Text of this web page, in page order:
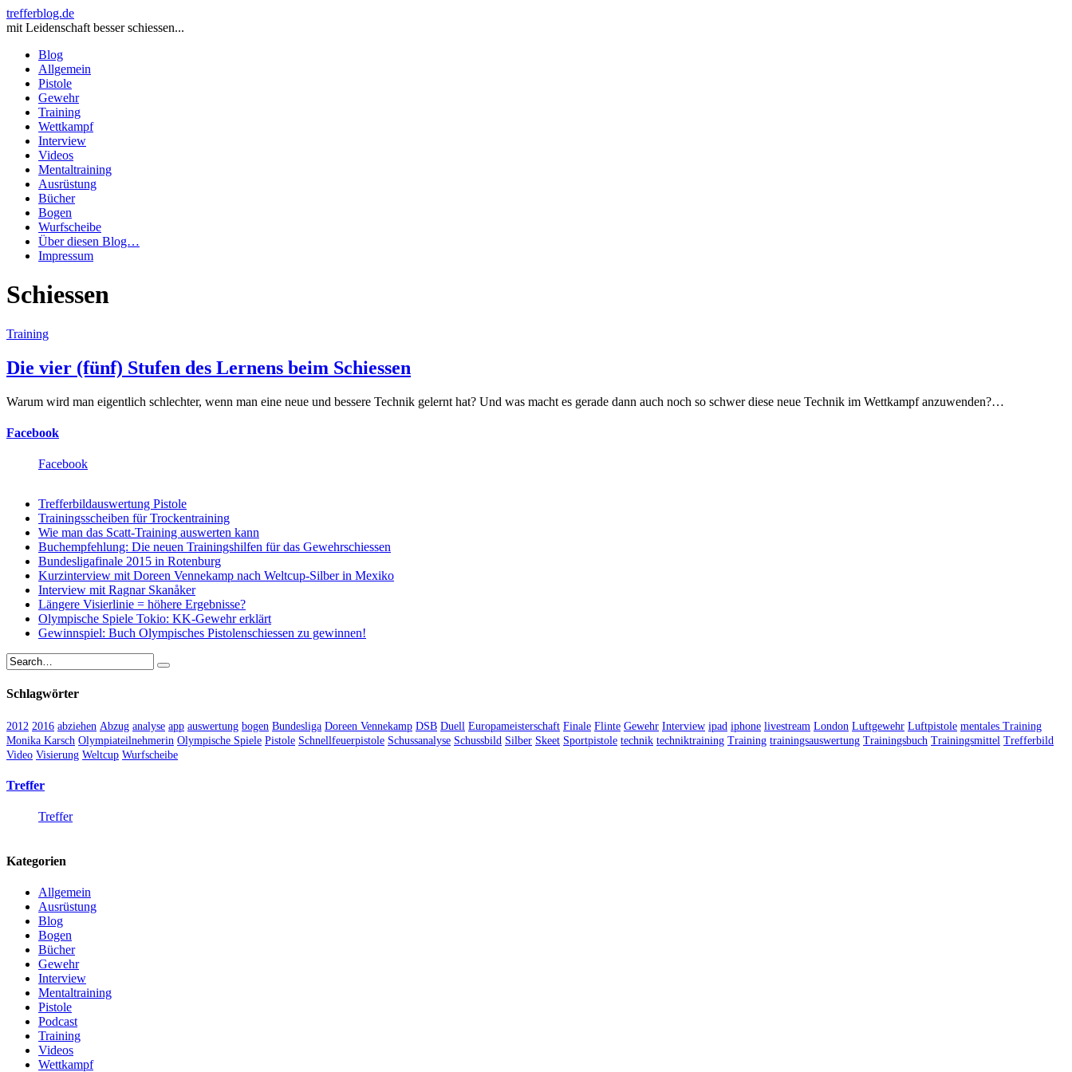
trefferblog.de
mit Leidenschaft besser schiessen...
Blog
Allgemein
Pistole
Gewehr
Training
Wettkampf
Interview
Videos
Mentaltraining
Ausrüstung
Bücher
Bogen
Wurfscheibe
Über diesen Blog…
Impressum
Schiessen
Training
Die vier (fünf) Stufen des Lernens beim Schiessen
Warum wird man eigentlich schlechter, wenn man eine neue und bessere Technik gelernt hat? Und was macht es gerade dann auch noch so schwer diese neue Technik im Wettkampf anzuwenden?…
Facebook
Facebook
Trefferbildauswertung Pistole
Trainingsscheiben für Trockentraining
Wie man das Scatt-Training auswerten kann
Buchempfehlung: Die neuen Trainingshilfen für das Gewehrschiessen
Bundesligafinale 2015 in Rotenburg
Kurzinterview mit Doreen Vennekamp nach Weltcup-Silber in Mexiko
Interview mit Ragnar Skanåker
Längere Visierlinie = höhere Ergebnisse?
Olympische Spiele Tokio: KK-Gewehr erklärt
Gewinnspiel: Buch Olympisches Pistolenschiessen zu gewinnen!
Schlagwörter
2012 2016 abziehen Abzug analyse app auswertung bogen Bundesliga Doreen Vennekamp DSB Duell Europameisterschaft Finale Flinte Gewehr Interview ipad iphone livestream London Luftgewehr Luftpistole mentales Training
Monika Karsch Olympiateilnehmerin Olympische Spiele Pistole Schnellfeuerpistole Schussanalyse Schussbild Silber Skeet Sportpistole technik techniktraining Training trainingsauswertung Trainingsbuch Trainingsmittel Trefferbild
Video Visierung Weltcup Wurfscheibe
Treffer
Treffer
Kategorien
Allgemein
Ausrüstung
Blog
Bogen
Bücher
Gewehr
Interview
Mentaltraining
Pistole
Podcast
Training
Videos
Wettkampf